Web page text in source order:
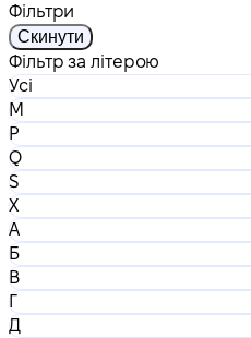
Фільтри
Скинути
Фільтр за літерою
Усі
M
P
Q
S
X
А
Б
В
Г
Д